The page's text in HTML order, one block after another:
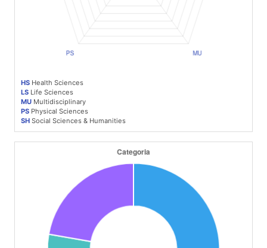
HS Health Sciences
LS Life Sciences
MU Multidisciplinary
PS Physical Sciences
SH Social Sciences & Humanities